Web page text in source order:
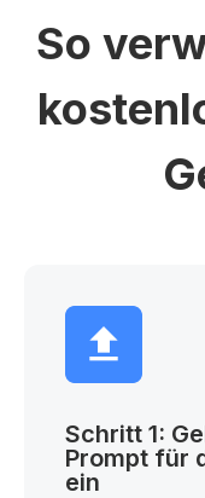
So
Schritt 1:
Prompt für
ein